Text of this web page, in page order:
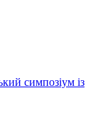
симпозіум із